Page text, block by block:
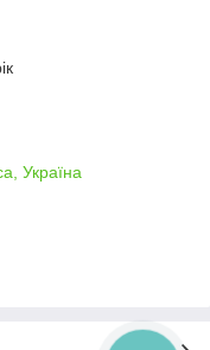
Україна